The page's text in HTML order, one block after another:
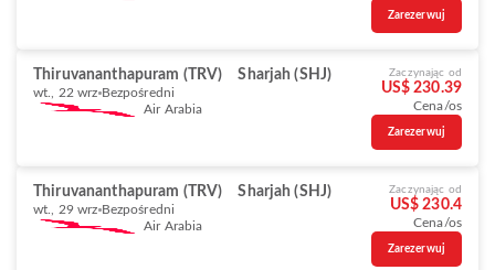
Zarezerwuj
Thiruvananthapuram (TRV) Sharjah (SHJ)
wt., 22 wrz Bezpośredni
Air Arabia
Zaczynając od
US$ 230.39
Cena/os
Zarezerwuj
Thiruvananthapuram (TRV) Sharjah (SHJ)
wt., 29 wrz Bezpośredni
Air Arabia
Zaczynając od
US$ 230.4
Cena/os
Zarezerwuj